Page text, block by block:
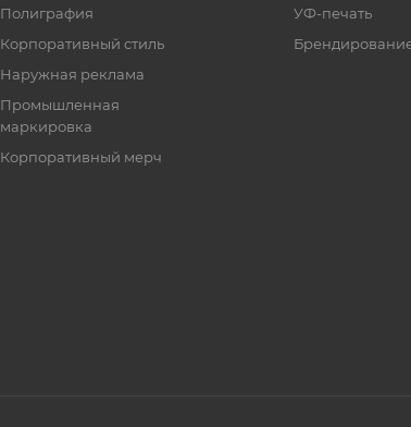
Полиграфия
Корпоративный стиль
Наружная реклама
Промышленная
маркировка
Корпоративный мерч
УФ-печать